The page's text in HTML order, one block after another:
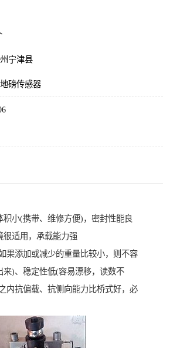
宁津县
磅传感器
积小(携带、维修方便)，密封性能良
很适用，承载能力强
果添加或减少的重量比较小，则不容
来)、稳定性低(容易漂移，读数不
内抗偏载、抗侧向能力比桥式好，必